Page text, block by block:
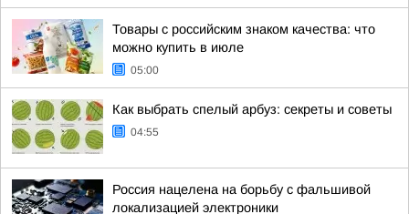
Товары с российским знаком качества: что
можно купить в июле
05:00
Как выбрать спелый арбуз: секреты и советы
04:55
Россия нацелена на борьбу с фальшивой
локализацией электроники